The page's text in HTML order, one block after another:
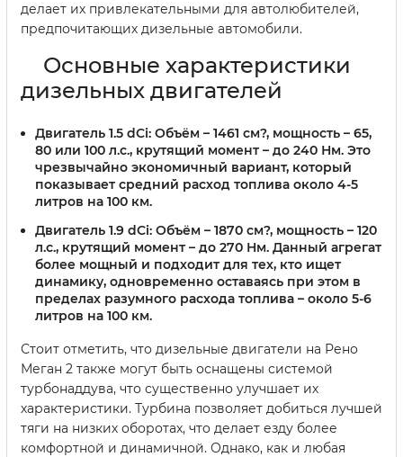
делает их привлекательными для автолюбителей,
предпочитающих дизельные автомобили.
Основные характеристики
дизельных двигателей
Двигатель 1.5 dCi: Объём – 1461 см?, мощность – 65,
80 или 100 л.с., крутящий момент – до 240 Нм. Это
чрезвычайно экономичный вариант, который
показывает средний расход топлива около 4-5
литров на 100 км.
Двигатель 1.9 dCi: Объём – 1870 см?, мощность – 120
л.с., крутящий момент – до 270 Нм. Данный агрегат
более мощный и подходит для тех, кто ищет
динамику, одновременно оставаясь при этом в
пределах разумного расхода топлива – около 5-6
литров на 100 км.
Стоит отметить, что дизельные двигатели на Рено
Меган 2 также могут быть оснащены системой
турбонаддува, что существенно улучшает их
характеристики. Турбина позволяет добиться лучшей
тяги на низких оборотах, что делает езду более
комфортной и динамичной. Однако, как и любая